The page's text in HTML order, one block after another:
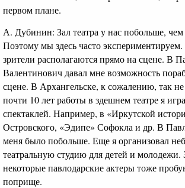
первом плане.
А. Дубинин: Зал театра у нас побольше, чем
Поэтому мы здесь часто
зрители располагаются прямо на сцене. В
Валентинович давал мне возможность
сцене. В Архангельске, к сожалению, так
почти 10 лет работы в здешнем театре я
спектаклей. Например, в «Иркутской
Островского, «Эдипе» Софокла и др. В
меня было побольше. Еще я организовал
театральную студию для детей и молодежи.
некоторые павлодарские актеры тоже
поприще.